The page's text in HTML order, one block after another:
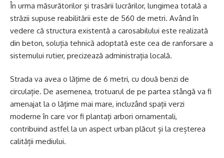
În urma măsurătorilor și trasării lucrărilor, lungimea totală a
străzii supuse reabilitării este de 560 de metri. Având în
vedere că structura existentă a carosabilului este realizată
din beton, soluția tehnică adoptată este cea de ranforsare a
sistemului rutier, precizează administrația locală.
Strada va avea o lățime de 6 metri, cu două benzi de
circulație. De asemenea, trotuarul de pe partea stângă va fi
amenajat la o lățime mai mare, incluzând spații verzi
moderne în care vor fi plantați arbori ornamentali,
contribuind astfel la un aspect urban plăcut și la creșterea
calității mediului.